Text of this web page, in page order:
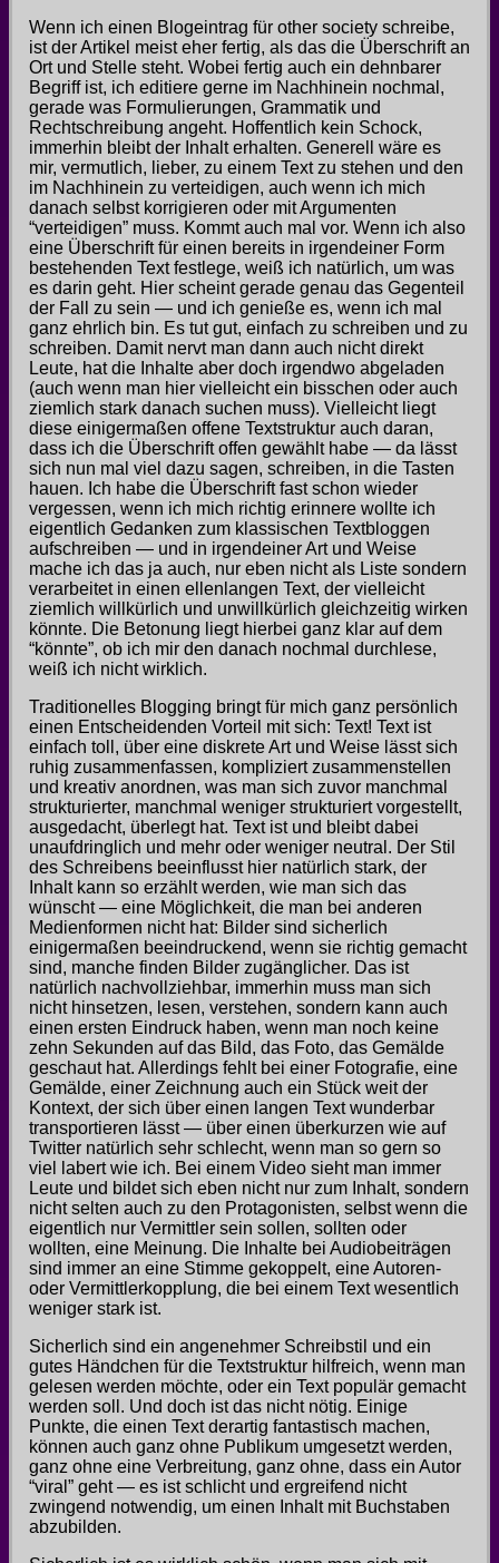
Wenn ich einen Blogeintrag für other society schreibe,
ist der Artikel meist eher fertig, als das die Überschrift an
Ort und Stelle steht. Wobei fertig auch ein dehnbarer
Begriff ist, ich editiere gerne im Nachhinein nochmal,
gerade was Formulierungen, Grammatik und
Rechtschreibung angeht. Hoffentlich kein Schock,
immerhin bleibt der Inhalt erhalten. Generell wäre es
mir, vermutlich, lieber, zu einem Text zu stehen und den
im Nachhinein zu verteidigen, auch wenn ich mich
danach selbst korrigieren oder mit Argumenten
“verteidigen” muss. Kommt auch mal vor. Wenn ich also
eine Überschrift für einen bereits in irgendeiner Form
bestehenden Text festlege, weiß ich natürlich, um was
es darin geht. Hier scheint gerade genau das Gegenteil
der Fall zu sein — und ich genieße es, wenn ich mal
ganz ehrlich bin. Es tut gut, einfach zu schreiben und zu
schreiben. Damit nervt man dann auch nicht direkt
Leute, hat die Inhalte aber doch irgendwo abgeladen
(auch wenn man hier vielleicht ein bisschen oder auch
ziemlich stark danach suchen muss). Vielleicht liegt
diese einigermaßen offene Textstruktur auch daran,
dass ich die Überschrift offen gewählt habe — da lässt
sich nun mal viel dazu sagen, schreiben, in die Tasten
hauen. Ich habe die Überschrift fast schon wieder
vergessen, wenn ich mich richtig erinnere wollte ich
eigentlich Gedanken zum klassischen Textbloggen
aufschreiben — und in irgendeiner Art und Weise
mache ich das ja auch, nur eben nicht als Liste sondern
verarbeitet in einen ellenlangen Text, der vielleicht
ziemlich willkürlich und unwillkürlich gleichzeitig wirken
könnte. Die Betonung liegt hierbei ganz klar auf dem
“könnte”, ob ich mir den danach nochmal durchlese,
weiß ich nicht wirklich.
Traditionelles Blogging bringt für mich ganz persönlich
einen Entscheidenden Vorteil mit sich: Text! Text ist
einfach toll, über eine diskrete Art und Weise lässt sich
ruhig zusammenfassen, kompliziert zusammenstellen
und kreativ anordnen, was man sich zuvor manchmal
strukturierter, manchmal weniger strukturiert vorgestellt,
ausgedacht, überlegt hat. Text ist und bleibt dabei
unaufdringlich und mehr oder weniger neutral. Der Stil
des Schreibens beeinflusst hier natürlich stark, der
Inhalt kann so erzählt werden, wie man sich das
wünscht — eine Möglichkeit, die man bei anderen
Medienformen nicht hat: Bilder sind sicherlich
einigermaßen beeindruckend, wenn sie richtig gemacht
sind, manche finden Bilder zugänglicher. Das ist
natürlich nachvollziehbar, immerhin muss man sich
nicht hinsetzen, lesen, verstehen, sondern kann auch
einen ersten Eindruck haben, wenn man noch keine
zehn Sekunden auf das Bild, das Foto, das Gemälde
geschaut hat. Allerdings fehlt bei einer Fotografie, eine
Gemälde, einer Zeichnung auch ein Stück weit der
Kontext, der sich über einen langen Text wunderbar
transportieren lässt — über einen überkurzen wie auf
Twitter natürlich sehr schlecht, wenn man so gern so
viel labert wie ich. Bei einem Video sieht man immer
Leute und bildet sich eben nicht nur zum Inhalt, sondern
nicht selten auch zu den Protagonisten, selbst wenn die
eigentlich nur Vermittler sein sollen, sollten oder
wollten, eine Meinung. Die Inhalte bei Audiobeiträgen
sind immer an eine Stimme gekoppelt, eine Autoren-
oder Vermittlerkopplung, die bei einem Text wesentlich
weniger stark ist.
Sicherlich sind ein angenehmer Schreibstil und ein
gutes Händchen für die Textstruktur hilfreich, wenn man
gelesen werden möchte, oder ein Text populär gemacht
werden soll. Und doch ist das nicht nötig. Einige
Punkte, die einen Text derartig fantastisch machen,
können auch ganz ohne Publikum umgesetzt werden,
ganz ohne eine Verbreitung, ganz ohne, dass ein Autor
“viral” geht — es ist schlicht und ergreifend nicht
zwingend notwendig, um einen Inhalt mit Buchstaben
abzubilden.